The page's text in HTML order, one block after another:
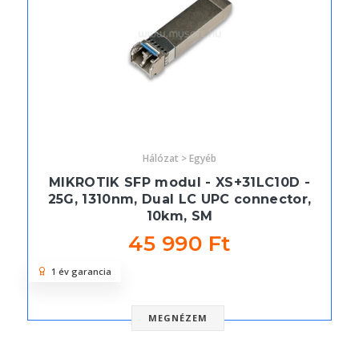
Hálózat > Egyéb
MIKROTIK SFP modul - XS+31LC10D -
25G, 1310nm, Dual LC UPC connector,
10km, SM
45 990 Ft
MEGNÉZEM
1 év garancia